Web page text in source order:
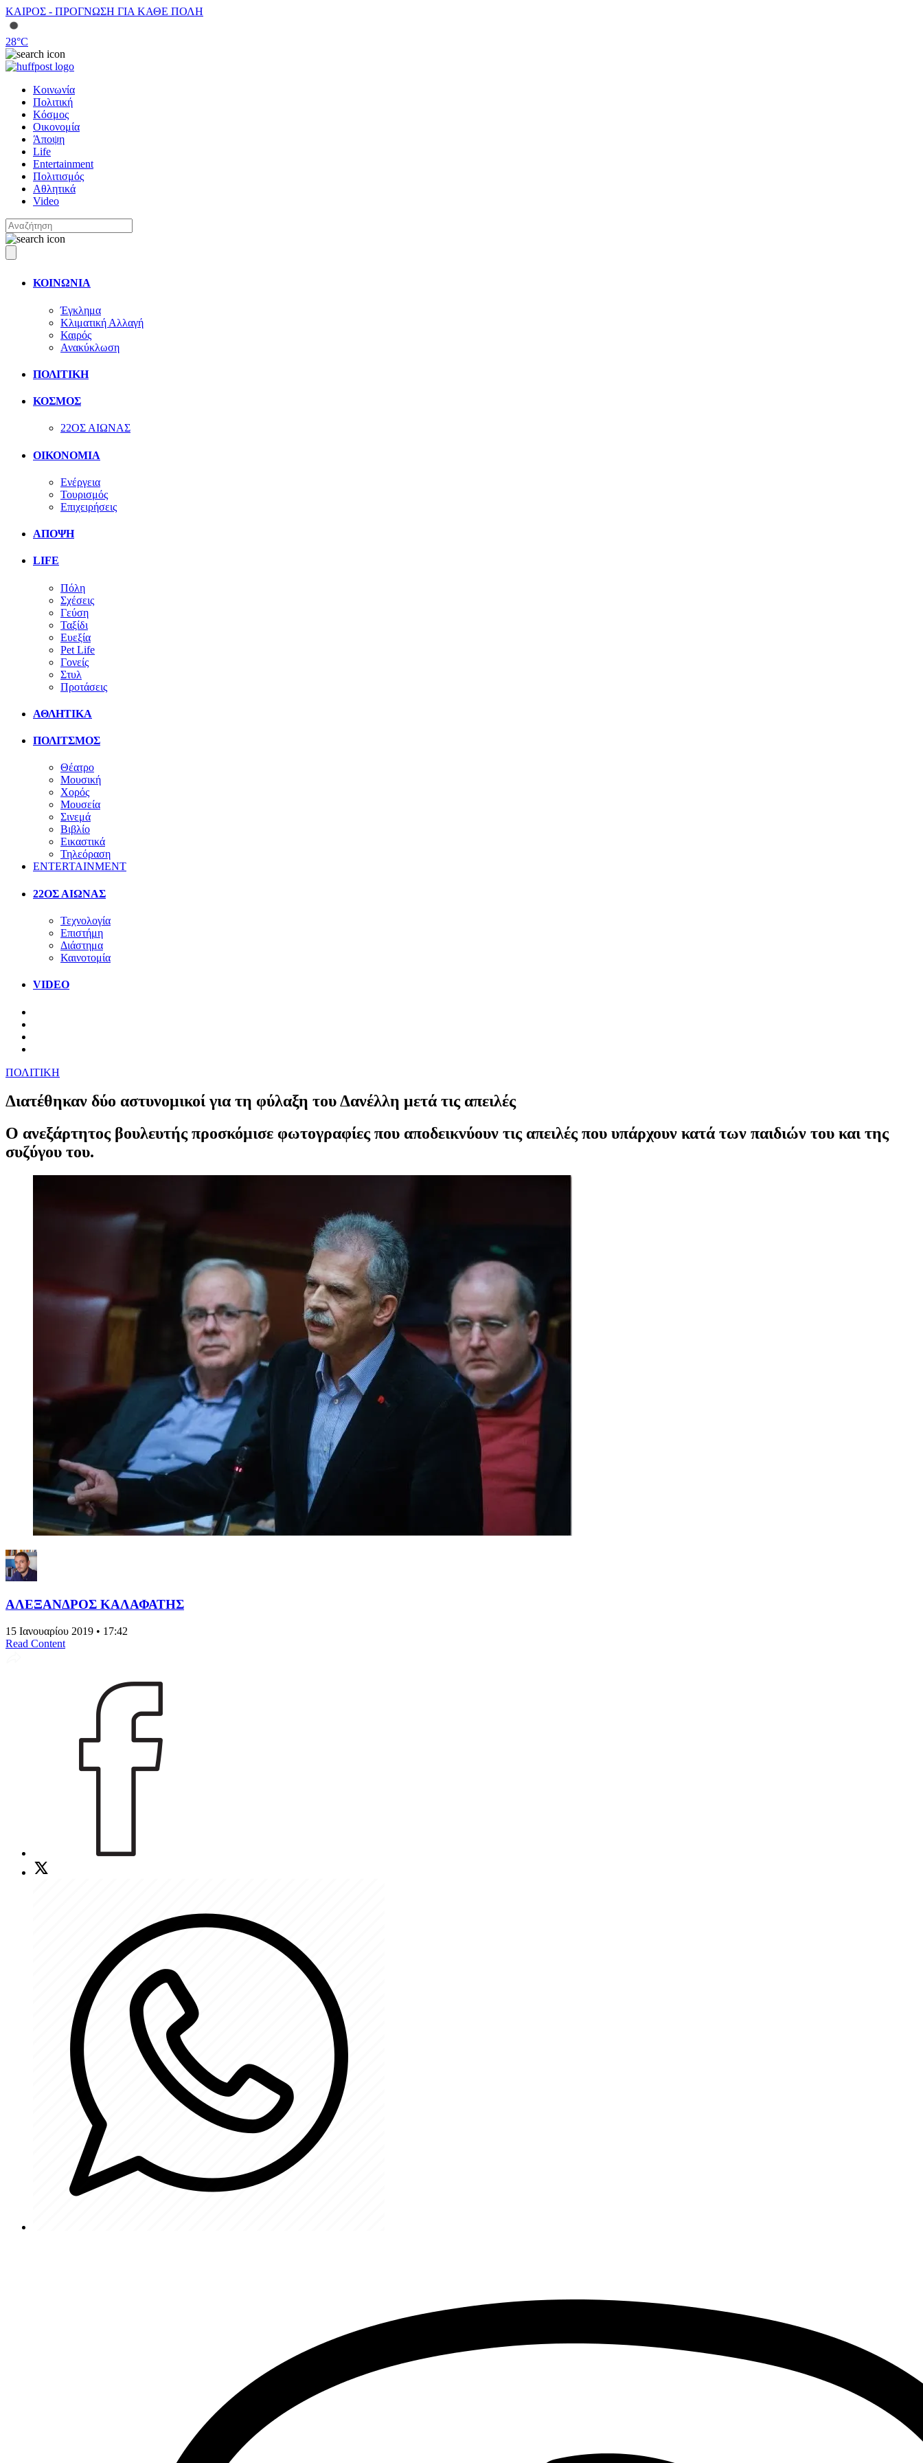
ΚΑΙΡΟΣ - ΠΡΟΓΝΩΣΗ ΓΙΑ ΚΑΘΕ ΠΟΛΗ
28°C
Κοινωνία
Πολιτική
Κόσμος
Οικονομία
Άποψη
Life
Entertainment
Πολιτισμός
Αθλητικά
Video
ΚΟΙΝΩΝΙΑ
Έγκλημα
Κλιματική Αλλαγή
Καιρός
Ανακύκλωση
ΠΟΛΙΤΙΚΗ
ΚΟΣΜΟΣ
22ΟΣ ΑΙΩΝΑΣ
ΟΙΚΟΝΟΜΙΑ
Ενέργεια
Τουρισμός
Επιχειρήσεις
ΑΠΟΨΗ
LIFE
Πόλη
Σχέσεις
Γεύση
Ταξίδι
Ευεξία
Pet Life
Γονείς
Στυλ
Προτάσεις
ΑΘΛΗΤΙΚΑ
ΠΟΛΙΤΣΜΟΣ
Θέατρο
Μουσική
Χορός
Μουσεία
Σινεμά
Βιβλίο
Εικαστικά
Τηλεόραση
ENTERTAINMENT
22ΟΣ ΑΙΩΝΑΣ
Τεχνολογία
Επιστήμη
Διάστημα
Καινοτομία
VIDEO
ΠΟΛΙΤΙΚΗ
Διατέθηκαν δύο αστυνομικοί για τη φύλαξη του Δανέλλη μετά τις απειλές
Ο ανεξάρτητος βουλευτής προσκόμισε φωτογραφίες που αποδεικνύουν τις απειλές που υπάρχουν κατά των παιδιών του και της
συζύγου του.
ΑΛΕΞΑΝΔΡΟΣ ΚΑΛΑΦΑΤΗΣ
15 Ιανουαρίου 2019 • 17:42
Read Content